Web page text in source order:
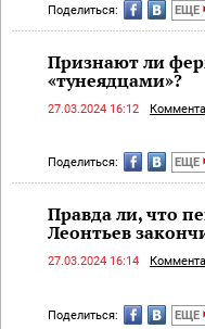
Поделиться: ЕЩЕ
Признают ли
«тунеядцами»?
27.03.2024 16:12
Поделиться: ЕЩЕ
Правда ли, что
Леонтьев
27.03.2024 16:14
Поделиться: ЕЩЕ